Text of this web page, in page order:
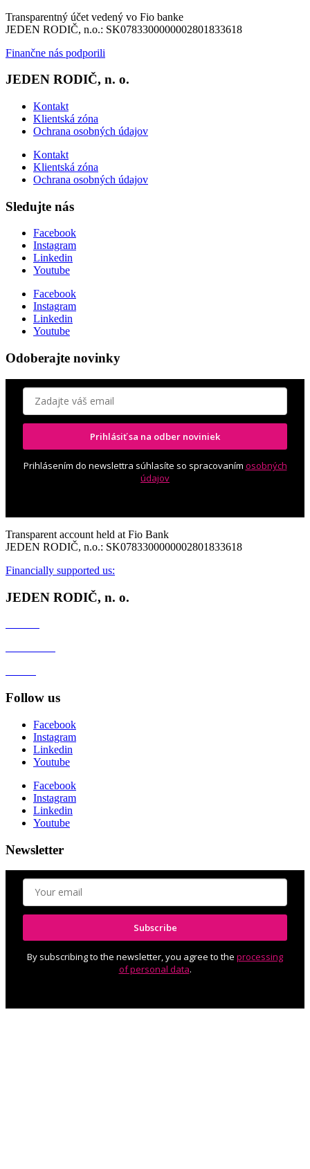
Transparentný účet vedený vo Fio banke
JEDEN RODIČ, n.o.: SK0783300000002801833618
Finančne nás podporili
JEDEN RODIČ, n. o.
Kontakt
Klientská zóna
Ochrana osobných údajov
Kontakt
Klientská zóna
Ochrana osobných údajov
Sledujte nás
Facebook
Instagram
Linkedin
Youtube
Facebook
Instagram
Linkedin
Youtube
Odoberajte novinky
Prihlásiť sa na odber noviniek
Prihlásením do newslettra súhlasíte so spracovaním osobných
údajov
Transparent account held at Fio Bank
JEDEN RODIČ, n.o.: SK0783300000002801833618
Financially supported us:
JEDEN RODIČ, n. o.
Follow us
Facebook
Instagram
Linkedin
Youtube
Facebook
Instagram
Linkedin
Youtube
Newsletter
Subscribe
By subscribing to the newsletter, you agree to the processing
of personal data.